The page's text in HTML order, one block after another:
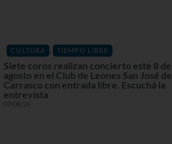
CULTURA , TIEMPO LIBRE
Siete coros realizan concierto este 8 de
agosto en el Club de Leones San José de
Carrasco con entrada libre. Escuchá la
entrevista
07/08/26